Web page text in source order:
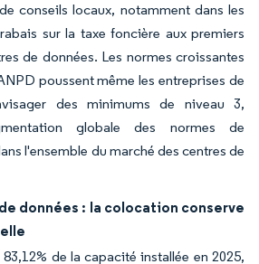
conseils locaux, notamment dans les
sur la taxe foncière aux premiers
de données. Les normes croissantes
poussent même les entreprises de
des minimums de niveau 3,
globale des normes de
l'ensemble du marché des centres de
données : la colocation conserve
de la capacité installée en 2025,